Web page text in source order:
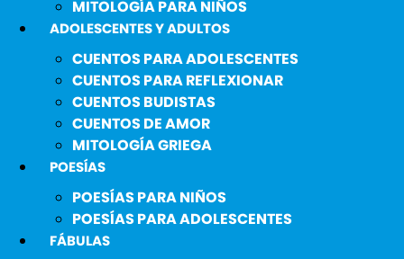
MITOLOGÍA PARA NIÑOS
ADOLESCENTES Y ADULTOS
CUENTOS PARA ADOLESCENTES
CUENTOS PARA REFLEXIONAR
CUENTOS BUDISTAS
CUENTOS DE AMOR
MITOLOGÍA GRIEGA
POESÍAS
POESÍAS PARA NIÑOS
POESÍAS PARA ADOLESCENTES
FÁBULAS